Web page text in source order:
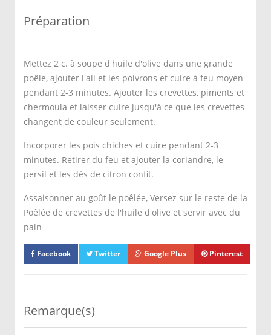
Préparation
Mettez 2 c. à soupe d'huile d'olive dans une grande
poêle, ajouter l'ail et les poivrons et cuire à feu moyen
pendant 2-3 minutes. Ajouter les crevettes, piments et
chermoula et laisser cuire jusqu'à ce que les crevettes
changent de couleur seulement.
Incorporer les pois chiches et cuire pendant 2-3
minutes. Retirer du feu et ajouter la coriandre, le
persil et les dés de citron confit.
Assaisonner au goût le poêlée, Versez sur le reste de la
Poêlée de crevettes de l'huile d'olive et servir avec du
pain
Facebook Twitter Google Plus Pinterest
Remarque(s)